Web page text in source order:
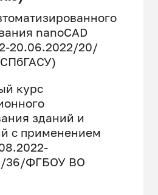
nanoCAD
20.06.2022/20/
курс
зданий и
с применением
36/ФГБОУ ВО